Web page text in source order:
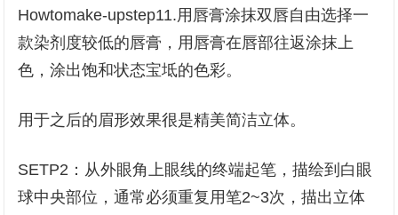
Howtomake-upstep11.用唇膏涂抹双唇自由选择一
款染剂度较低的唇膏，用唇膏在唇部往返涂抹上
色，涂出饱和状态宝坻的色彩。
用于之后的眉形效果很是精美简洁立体。
SETP2：从外眼角上眼线的终端起笔，描绘到白眼
球中央部位，通常必须重复用笔2~3次，描出立体